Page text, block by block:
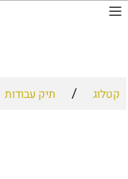
קטלוג / תיק עבודות